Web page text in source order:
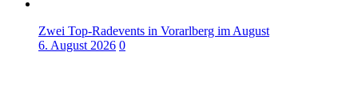
Zwei Top-Radevents in Vorarlberg im August
6. August 2026 0